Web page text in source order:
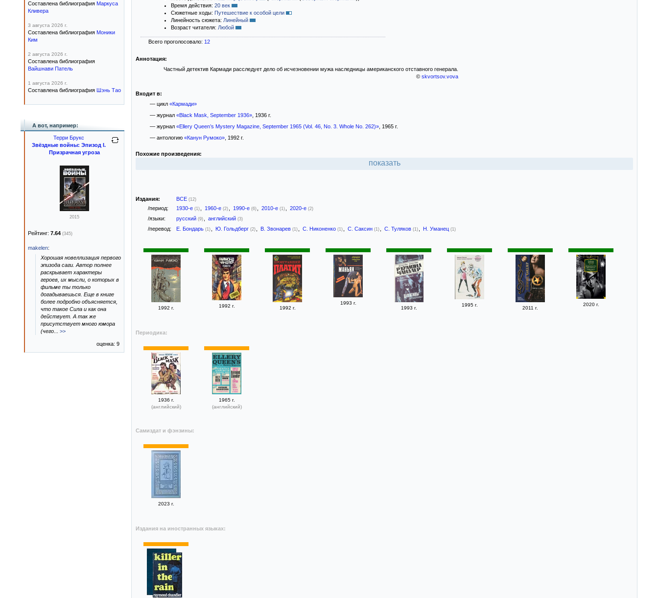
Время действия: 20 век
Сюжетные ходы: Путешествие к особой цели
Линейность сюжета: Линейный
Возраст читателя: Любой
Всего проголосовало: 12
Аннотация:
Частный детектив Кармади расследует дело об исчезновении мужа наследницы американского отставного генерала.
© skvortsov.vova
Входит в:
— цикл «Кармади»
— журнал «Black Mask, September 1936», 1936 г.
— журнал «Ellery Queen’s Mystery Magazine, September 1965 (Vol. 46, No. 3. Whole No. 262)», 1965 г.
— антологию «Канун Румоко», 1992 г.
Похожие произведения:
показать
Издания: ВСЕ (12)
/период: 1930-е (1) 1960-е (2) 1990-е (6) 2010-е (1) 2020-е (2)
/языки: русский (9) английский (3)
/перевод: Е. Бондарь (1) Ю. Гольдберг (2) В. Звонарев (1) С. Никоненко (1) С. Саксин (1) С. Туляков (1) Н. Уманец (1)
1992 г. 1992 г. 1992 г.
1993 г.
1993 г.
1995 г.
2011 г.
2020 г.
Периодика:
1936 г.
(английский)
1965 г.
(английский)
Самиздат и фэнзины:
2023 г.
Издания на иностранных языках:
Составлена библиография Маркуса
Кливера
3 августа 2026 г.
Составлена библиография Моники
Ким
2 августа 2026 г.
Составлена библиография
Вайшнави Патель
1 августа 2026 г.
Составлена библиография Шэнь Тао
А вот, например:
Терри Брукс
Звёздные войны: Эпизод I.
Призрачная угроза
2015
Рейтинг: 7.64 (345)
makelen:
Хорошая новеллизация первого
эпизода саги. Автор полнее
раскрывает характеры
героев, их мысли, о которых в
фильме ты только
догадываешься. Еще в книге
более подробно объясняется,
что такое Сила и как она
действует. А так же
присутствует много юмора
(чего
>>
оценка: 9